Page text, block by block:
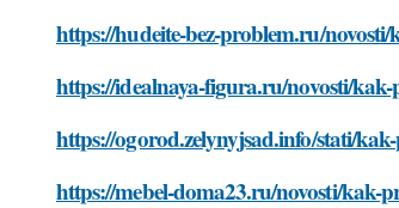
https://hudeite-bez-problem.ru/
https://idealnaya-figura.ru/novosti/
https://ogorod.zelynyjsad.info/stati/
https://mebel-doma23.ru/novosti/kak-